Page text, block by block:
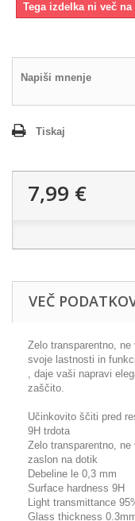
Tega izdelka ni več na
Napiši mnenje
Tiskaj
7,99 €
VEČ
Zelo transparentno,
svoje lastnosti in
, daje vaši napravi
zaščito.
Učinkovito ščiti pred
9H trdota
Zelo transparentno,
zaslon na dotik
Debeline le 0,3 mm
Surface
Light transmittance
Glass thickness